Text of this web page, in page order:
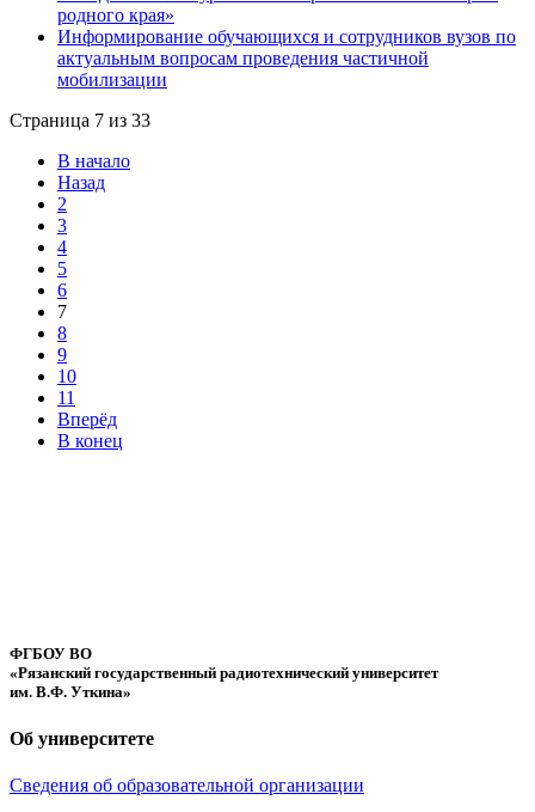
родного края»
Информирование обучающихся и сотрудников вузов по
актуальным вопросам проведения частичной
мобилизации
Страница 7 из 33
В начало
Назад
2
3
4
5
6
7
8
9
10
11
Вперёд
В конец
ФГБОУ ВО
«Рязанский государственный радиотехнический университет
им. В.Ф. Уткина»
Об университете
Сведения об образовательной организации